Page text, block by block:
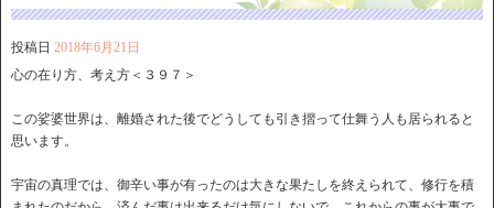
投稿日 2018年6月21日
心の在り方、考え方＜３９７＞
この娑婆世界は、離婚された後でどうしても引き摺って仕舞う人も居られると
思います。
宇宙の真理では、御辛い事が有ったのは大きな果たしを終えられて、修行を積